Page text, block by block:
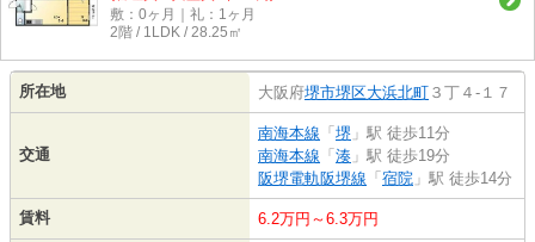
敷：0ヶ月｜礼：1ヶ月
2階 / 1LDK / 28.25㎡
所在地 大阪府堺市堺区大浜北町 ３丁４-１７
交通
南海本線 「 堺 」駅 徒歩11分
南海本線 「 湊 」駅 徒歩19分
阪堺電軌阪堺線 「 宿院 」駅 徒歩14分
賃料 6.2万円～6.3万円